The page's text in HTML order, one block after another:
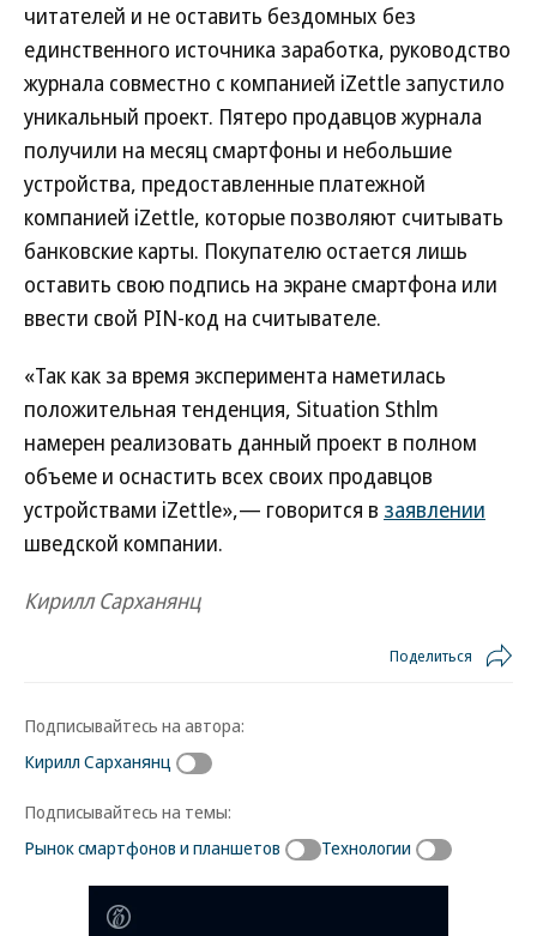
читателей и не оставить бездомных без
единственного источника заработка, руководство
журнала совместно с компанией iZettle запустило
уникальный проект. Пятеро продавцов журнала
получили на месяц смартфоны и небольшие
устройства, предоставленные платежной
компанией iZettle, которые позволяют считывать
банковские карты. Покупателю остается лишь
оставить свою подпись на экране смартфона или
ввести свой PIN-код на считывателе.
«Так как за время эксперимента наметилась
положительная тенденция, Situation Sthlm
намерен реализовать данный проект в полном
объеме и оснастить всех своих продавцов
устройствами iZettle»,— говорится в заявлении
шведской компании.
Кирилл Сарханянц
Поделиться
Подписывайтесь на автора:
Кирилл Сарханянц
Подписывайтесь на темы:
Рынок смартфонов и планшетов
Технологии